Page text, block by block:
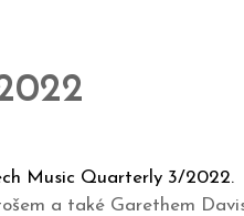
Music Quarterly 3/2022.
a také Garethem